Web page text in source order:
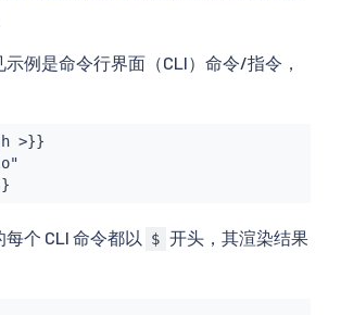
例是命令行界面（CLI）命令/指令，
>}}
个 CLI 命令都以 $ 开头，其渲染结果